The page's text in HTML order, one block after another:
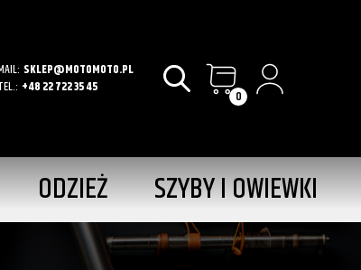
SKLEP@MOTOMOTO.PL
+48 22 722 35 45 0
ODZIEŻ SZYBY I OWIEWKI